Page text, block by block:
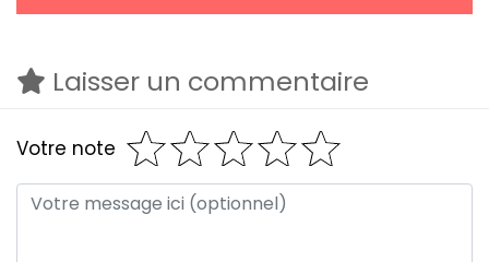
Laisser un commentaire
Votre note